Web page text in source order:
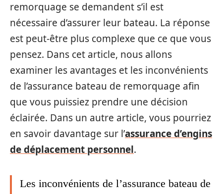
remorquage se demandent s’il est
nécessaire d’assurer leur bateau. La réponse
est peut-être plus complexe que ce que vous
pensez. Dans cet article, nous allons
examiner les avantages et les inconvénients
de l’assurance bateau de remorquage afin
que vous puissiez prendre une décision
éclairée. Dans un autre article, vous pourriez
en savoir davantage sur l’assurance d’engins
de déplacement personnel.
Les inconvénients de l’assurance bateau de